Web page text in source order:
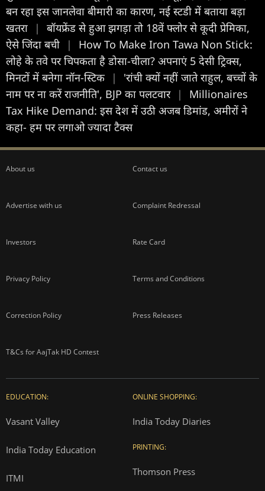
बन रहा इस जानलेवा बीमारी का कारण, नई स्टडी में बताया बड़ा
खतरा
|
बॉयफ्रेंड से हुआ झगड़ा तो 18वें फ्लोर से कूदी प्रेमिका,
ऐसे जिंदा बची
|
How To Make Iron Tawa Non Stick:
लोहे के तवे पर चिपकता है डोसा-चीला? अपनाएं 5 देसी ट्रिक्स,
मिनटों में बनेगा नॉन-स्टिक
|
'रांची क्यों नहीं जाते राहुल, बच्चों के
नाम पर ना करें राजनीति', BJP का पलटवार |
Millionaires
Tax Hike Demand: इस देश में उठी अजब डिमांड, अमीरों ने
कहा- हम पर लगाओ ज्यादा टैक्स
About us Contact us
Advertise with us Complaint Redressal
Investors Rate Card
Privacy Policy Terms and Conditions
Correction Policy Press Releases
T&Cs for AajTak HD Contest
EDUCATION:
Vasant Valley
India Today Education
ITMI
ONLINE SHOPPING:
India Today Diaries
PRINTING:
Thomson Press